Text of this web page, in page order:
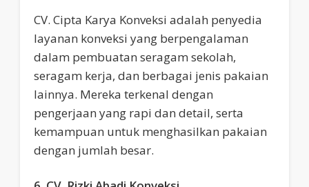
CV. Cipta Karya Konveksi adalah penyedia
layanan konveksi yang berpengalaman
dalam pembuatan seragam sekolah,
seragam kerja, dan berbagai jenis pakaian
lainnya. Mereka terkenal dengan
pengerjaan yang rapi dan detail, serta
kemampuan untuk menghasilkan pakaian
dengan jumlah besar.